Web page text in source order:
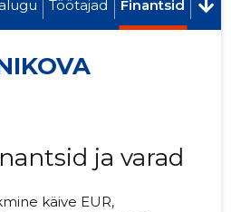
Töötajad Finantsid
ja varad
käive EUR,